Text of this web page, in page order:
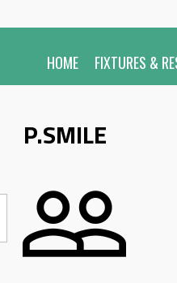
HOME FIXTURES &
P.SMILE